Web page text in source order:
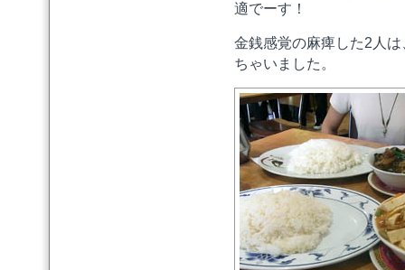
適でーす！
金銭感覚の麻痺した2人
ちゃいました。